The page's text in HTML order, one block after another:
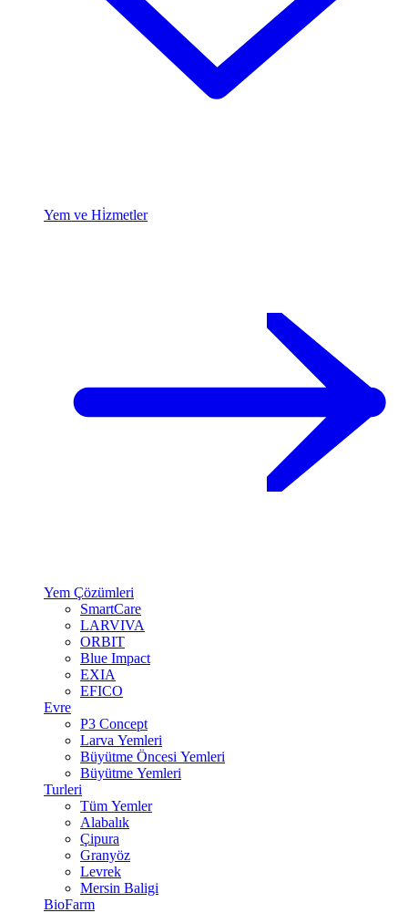
Yem ve Hi̇zmetler
Yem Çözümleri
SmartCare
LARVIVA
ORBIT
Blue Impact
EXIA
EFICO
Evre
P3 Concept
Larva Yemleri
Büyütme Öncesi Yemleri
Büyütme Yemleri
Turleri
Tüm Yemler
Alabalık
Çipura
Granyöz
Levrek
Mersin Baligi
BioFarm